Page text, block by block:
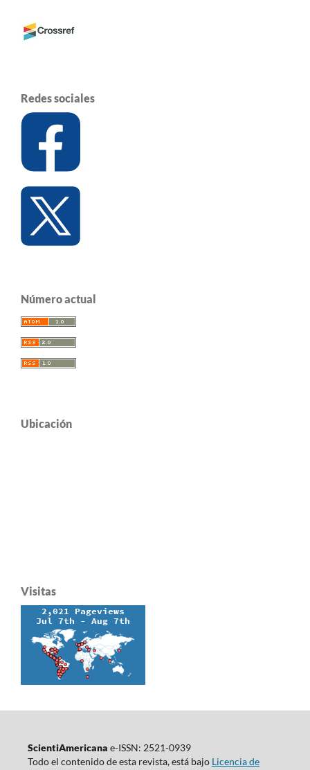
Redes sociales
Número actual
Ubicación
Visitas
ScientiAmericana e-ISSN: 2521-0939
Todo el contenido de esta revista, está bajo Licencia de